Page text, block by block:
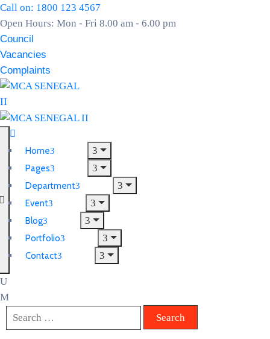
Call on: 1800 123 4567
Open Hours: Mon - Fri 8.00 am - 6.00 pm
Council
Vacancies
Complaints
Home
Pages
Department
Event
Blog
Portfolio
Contact